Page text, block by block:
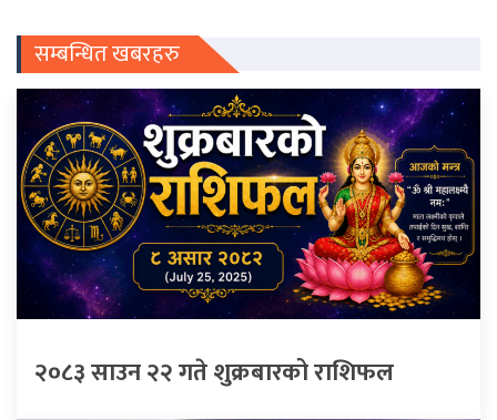
सम्बन्धित खबरहरु
२०८३ साउन २२ गते शुक्रबारको राशिफल